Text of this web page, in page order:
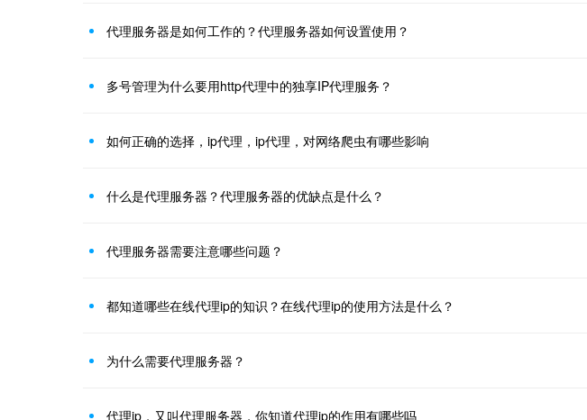
代理服务器是如何工作的？代理服务器如何设置使用？
多号管理为什么要用http代理中的独享IP代理服务？
如何正确的选择，ip代理，ip代理，对网络爬虫有哪些影响
什么是代理服务器？代理服务器的优缺点是什么？
代理服务器需要注意哪些问题？
都知道哪些在线代理ip的知识？在线代理ip的使用方法是什么？
为什么需要代理服务器？
代理ip，又叫代理服务器，你知道代理ip的作用有哪些吗